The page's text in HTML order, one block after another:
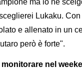
ma io ne
Lukaku.
e allenato in un
però è forte".
nel